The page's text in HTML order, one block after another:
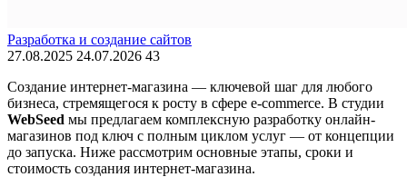
Разработка и создание сайтов
27.08.2025 24.07.2026 43
Создание интернет-магазина — ключевой шаг для любого
бизнеса, стремящегося к росту в сфере e-commerce. В студии
WebSeed мы предлагаем комплексную разработку онлайн-
магазинов под ключ с полным циклом услуг — от концепции
до запуска. Ниже рассмотрим основные этапы, сроки и
стоимость создания интернет-магазина.